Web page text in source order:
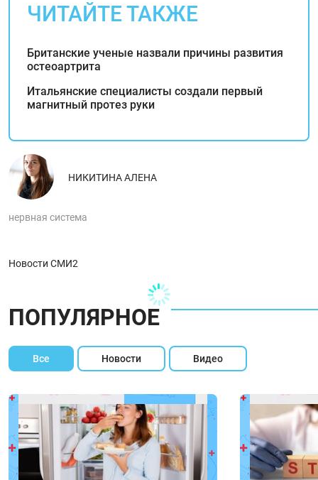
ЧИТАЙТЕ ТАКЖЕ
Британские ученые назвали причины развития
остеоартрита
Итальянские специалисты создали первый
магнитный протез руки
НИКИТИНА АЛЕНА
нервная система
Новости СМИ2
ПОПУЛЯРНОЕ
Все Новости Видео